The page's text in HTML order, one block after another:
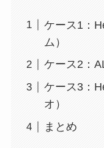
ケース1：
ム）
ケース2：
ケース3：
オ）
まとめ